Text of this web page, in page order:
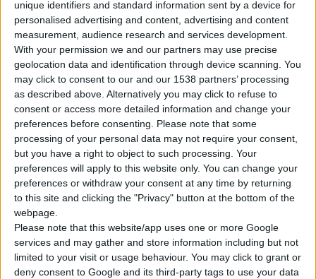
unique identifiers and standard information sent by a device for
personalised advertising and content, advertising and content
measurement, audience research and services development.
With your permission we and our partners may use precise
geolocation data and identification through device scanning. You
may click to consent to our and our 1538 partners’ processing
as described above. Alternatively you may click to refuse to
consent or access more detailed information and change your
preferences before consenting. Please note that some
processing of your personal data may not require your consent,
but you have a right to object to such processing. Your
preferences will apply to this website only. You can change your
preferences or withdraw your consent at any time by returning
to this site and clicking the "Privacy" button at the bottom of the
webpage.
Please note that this website/app uses one or more Google
services and may gather and store information including but not
limited to your visit or usage behaviour. You may click to grant or
deny consent to Google and its third-party tags to use your data
13/2/2015 2:41:16 μμ
Η Pfizer Hellas Band τραγουδά για την τρίτη ηλικία
O διευθυντής του τµήµατος Ογκολογίας της εταιρείας Pfizer, Νίκος
Χατζηνικολάου, εμπνευστής της μουσικής μπάντας